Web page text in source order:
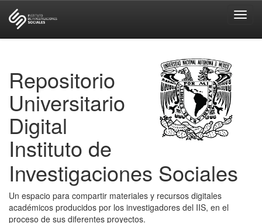
Repositorio
Universitario
Digital
Instituto de
Investigaciones Sociales
Un espacio para compartir materiales y recursos digitales
académicos producidos por los investigadores del IIS, en el
proceso de sus diferentes proyectos.